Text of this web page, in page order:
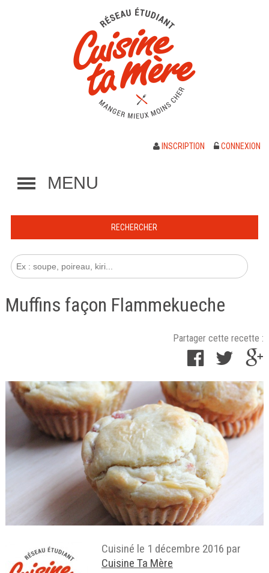
INSCRIPTION CONNEXION
MENU
Muffins façon Flammekueche
Partager cette recette :
Cuisiné le 1 décembre 2016 par
Cuisine Ta Mère